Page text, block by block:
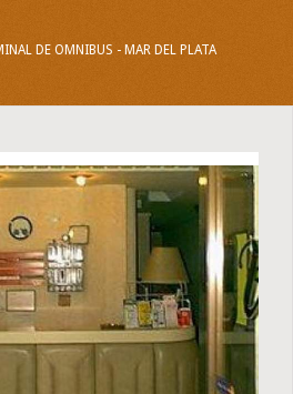
DE OMNIBUS - MAR DEL PLATA